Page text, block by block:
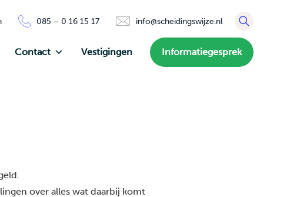
085 – 0 16 15 17 info@scheidingswijze.nl
Contact Vestigingen Informatiegesprek
over alles wat daarbij komt